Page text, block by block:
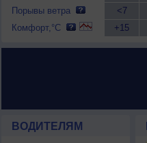
Порывы ветра
Комфорт,°C
<7
+15
ВОДИТЕЛЯМ